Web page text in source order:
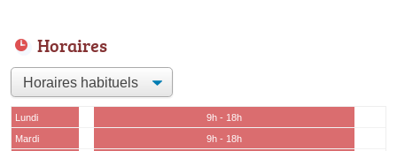
Horaires
Lundi
9h - 18h
Mardi
9h - 18h